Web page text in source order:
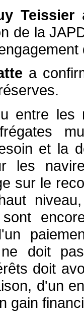
Teissier
de la
a
entre
et la
les
sur le
ne doit
doit
d'un
gain